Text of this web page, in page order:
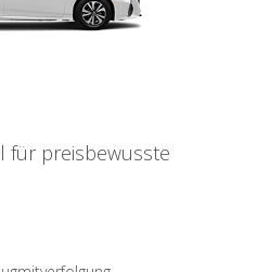
für preisbewusste